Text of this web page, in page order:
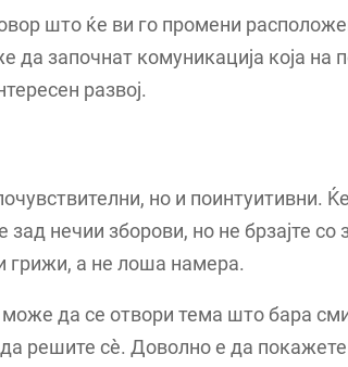
што ќе ви го промени
да започнат комуникација која на
развој.
но и поинтуитивни. Ќе
зад нечии зборови, но не брзајте со
грижи, а не лоша намера.
да се отвори тема што бара
решите сè. Доволно е да покажете